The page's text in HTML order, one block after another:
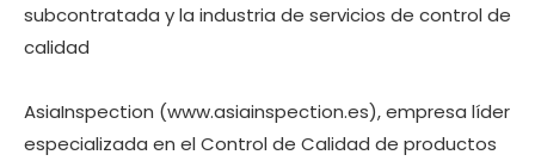
subcontratada y la industria de servicios de control de
calidad
AsiaInspection (www.asiainspection.es), empresa líder
especializada en el Control de Calidad de productos